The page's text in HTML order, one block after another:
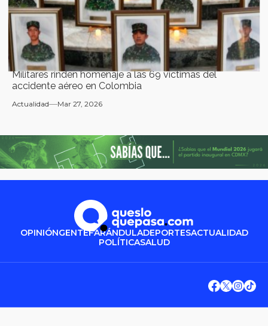
Militares rinden homenaje a las 69 víctimas del
accidente aéreo en Colombia
Actualidad Mar 27, 2026
OPINIÓNGENTEFARÁNDULADEPORTESACTUALIDAD
POLÍTICASALUD